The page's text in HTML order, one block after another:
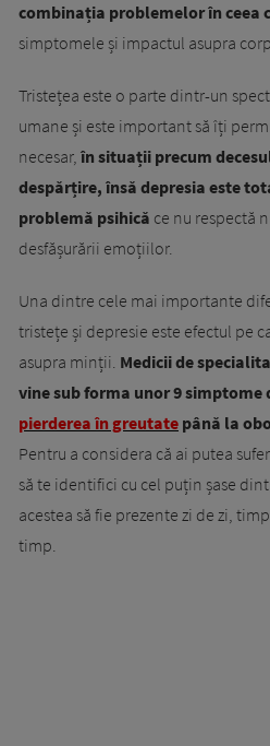
combinația problemelor în ceea
simptomele și impactul asupra
Tristețea este o parte dintr-un
umane și este important să îți
necesar, în situații precum
despărțire, însă depresia este
problemă psihică ce nu respectă
desfășurării emoțiilor.
Una dintre cele mai importante
tristețe și depresie este efectul pe
asupra minții. Medicii de
vine sub forma unor 9 simptome
pierderea în greutate până la
Pentru a considera că ai putea
să te identifici cu cel puțin șase
acestea să fie prezente zi de zi,
timp.